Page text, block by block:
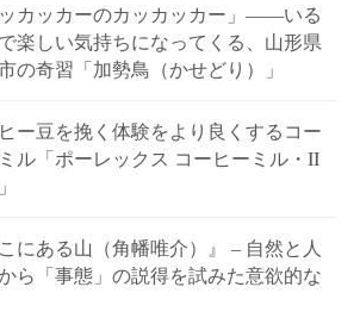
ッカッカーのカッカッカー」——いる
楽しい気持ちになってくる、山形県
の奇習「加勢鳥（かせどり）」
ー豆を挽く体験をより良くするコー
ル「ポーレックス コーヒーミル・II
こにある山（角幡唯介）』 – 自然と人
ら「事態」の説得を試みた意欲的な